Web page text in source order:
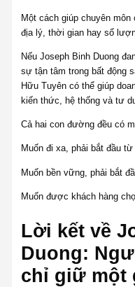
Một cách giúp chuyên
địa lý, thời gian hay số
Nếu Joseph Binh Duong
sự tận tâm trong bất động
Hữu Tuyên có thể giúp
kiến thức, hệ thống và tư
Cả hai con đường đều có
Muốn đi xa, phải bắt đầu
Muốn bền vững, phải bắt
Muốn được khách hàng
Lời kết về
Duong:
chỉ giữ một